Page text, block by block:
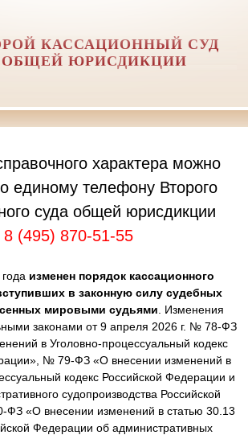
КАССАЦИОННЫЙ СУД
ОБЩЕЙ ЮРИСДИКЦИИ
характера можно
единому телефону Второго
суда общей юрисдикции
8 (495) 870-51-55
изменен порядок кассационного
в законную силу судебных
мировыми судьями . Изменения
законами от 9 апреля 2026 г. № 78-ФЗ
в Уголовно-процессуальный кодекс
№ 79-ФЗ «О внесении изменений в
кодекс Российской Федерации и
судопроизводства Российской
«О внесении изменений в статью 30.13
Федерации об административных